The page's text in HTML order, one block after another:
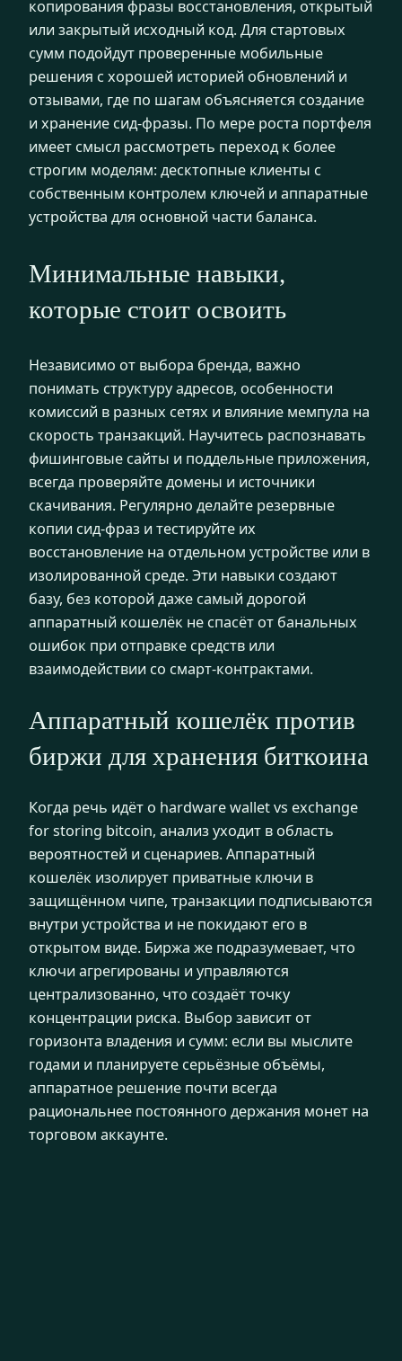
копирования фразы восстановления, открытый
или закрытый исходный код. Для стартовых
сумм подойдут проверенные мобильные
решения с хорошей историей обновлений и
отзывами, где по шагам объясняется создание
и хранение сид-фразы. По мере роста портфеля
имеет смысл рассмотреть переход к более
строгим моделям: десктопные клиенты с
собственным контролем ключей и аппаратные
устройства для основной части баланса.
Минимальные навыки,
которые стоит освоить
Независимо от выбора бренда, важно
понимать структуру адресов, особенности
комиссий в разных сетях и влияние мемпула на
скорость транзакций. Научитесь распознавать
фишинговые сайты и поддельные приложения,
всегда проверяйте домены и источники
скачивания. Регулярно делайте резервные
копии сид-фраз и тестируйте их
восстановление на отдельном устройстве или в
изолированной среде. Эти навыки создают
базу, без которой даже самый дорогой
аппаратный кошелёк не спасёт от банальных
ошибок при отправке средств или
взаимодействии со смарт-контрактами.
Аппаратный кошелёк против
биржи для хранения биткоина
Когда речь идёт о hardware wallet vs exchange
for storing bitcoin, анализ уходит в область
вероятностей и сценариев. Аппаратный
кошелёк изолирует приватные ключи в
защищённом чипе, транзакции подписываются
внутри устройства и не покидают его в
открытом виде. Биржа же подразумевает, что
ключи агрегированы и управляются
централизованно, что создаёт точку
концентрации риска. Выбор зависит от
горизонта владения и сумм: если вы мыслите
годами и планируете серьёзные объёмы,
аппаратное решение почти всегда
рациональнее постоянного держания монет на
торговом аккаунте.